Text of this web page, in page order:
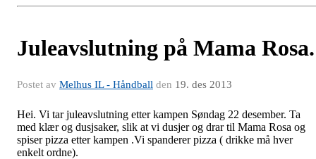
Juleavslutning på Mama Rosa.
Postet av Melhus IL - Håndball den 19. des 2013
Hei. Vi tar juleavslutning etter kampen Søndag 22 desember. Ta
med klær og dusjsaker, slik at vi dusjer og drar til Mama Rosa og
spiser pizza etter kampen .Vi spanderer pizza ( drikke må hver
enkelt ordne).